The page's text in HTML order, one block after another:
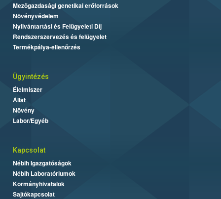
Mezőgazdasági genetikai erőforrások
Növényvédelem
Nyilvántartási és Felügyeleti Díj
Rendszerszervezés és felügyelet
Termékpálya-ellenőrzés
Ügyintézés
Élelmiszer
Állat
Növény
Labor/Egyéb
Kapcsolat
Nébih Igazgatóságok
Nébih Laboratóriumok
Kormányhivatalok
Sajtókapcsolat